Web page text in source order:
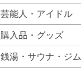
芸能人・アイドル
購入品・グッズ
銭湯・サウナ・ジム